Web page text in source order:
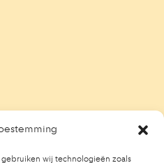
wij technologieën zoals